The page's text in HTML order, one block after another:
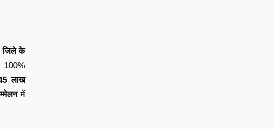
जिले के
100%
लाख
में